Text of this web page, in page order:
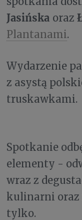
Jasińska oraz
Plantanami.
Wydarzenie
z asystą
truskawkami.
Spotkanie
elementy -
wraz z
kulinarni oraz
tylko.